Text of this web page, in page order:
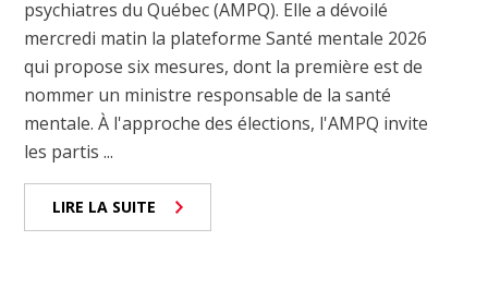
psychiatres du Québec (AMPQ). Elle a dévoilé
mercredi matin la plateforme Santé mentale 2026
qui propose six mesures, dont la première est de
nommer un ministre responsable de la santé
mentale. À l'approche des élections, l'AMPQ invite
les partis ...
LIRE LA SUITE